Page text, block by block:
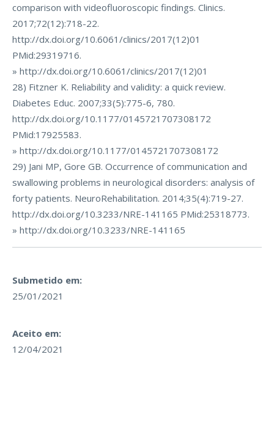
comparison with videofluoroscopic findings. Clinics.
2017;72(12):718-22.
http://dx.doi.org/10.6061/clinics/2017(12)01
PMid:29319716.
» http://dx.doi.org/10.6061/clinics/2017(12)01
28) Fitzner K. Reliability and validity: a quick review.
Diabetes Educ. 2007;33(5):775-6, 780.
http://dx.doi.org/10.1177/0145721707308172
PMid:17925583.
» http://dx.doi.org/10.1177/0145721707308172
29) Jani MP, Gore GB. Occurrence of communication and
swallowing problems in neurological disorders: analysis of
forty patients. NeuroRehabilitation. 2014;35(4):719-27.
http://dx.doi.org/10.3233/NRE-141165 PMid:25318773.
» http://dx.doi.org/10.3233/NRE-141165
Submetido em:
25/01/2021
Aceito em:
12/04/2021